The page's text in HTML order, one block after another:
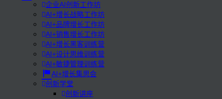
企业AI创新工作坊
AI+增长战略工作坊
AI+品牌增长工作坊
AI+销售增长工作坊
AI+增长黑客训练营
AI+设计思维训练营
AI+敏捷管理训练营
AI+增长集思会
创新学堂
创新讲座